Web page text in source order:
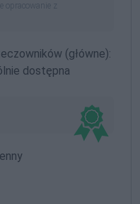
opracowanie z
(główne):
dostępna